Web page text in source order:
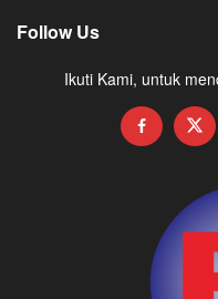
Follow Us
Ikuti Kami, untuk